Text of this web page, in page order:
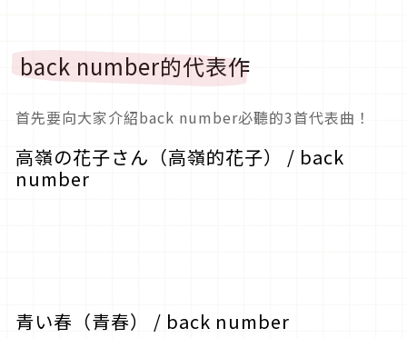
back number的代表作
首先要向大家介紹back number必聽的3首代表曲！
高嶺の花子さん（高嶺的花子） / back
number
青い春（青春） / back number